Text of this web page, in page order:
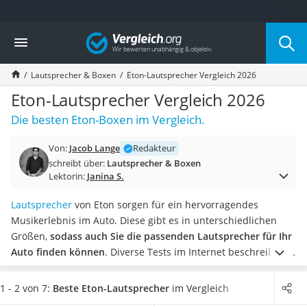
Die beliebtesten Vergleiche nach Kategorie
Elektronik
Powerstation
Monitor 32 Zoll 4K
Fernseher
Drucker
Desktop-PC
Diascanner
Laser-Multifunktionsdrucker
Powerstation mit Solarpanel
Gaming-PC
Soundbar
17-Zoll-Laptop
Satellitenschüssel
Gaming-Headset
Vergleich
Lautsprecher & Boxen Eton-Lautsprecher Vergleich 2026
Eton-Lautsprecher Vergleich 2026
Die besten Eton-Boxen im Vergleich.
Von: Jacob Lange
Redakteur
schreibt über: Lautsprecher & Boxen
Lektorin: Janina S.
Lautsprecher von Eton sorgen für ein hervorragendes
Musikerlebnis im Auto. Diese gibt es in unterschiedlichen
Größen, sodass auch Sie die passenden Lautsprecher für Ihr
Auto finden können. Diverse Tests im Internet beschreiben,
dass die Belastbarkeit zwischen verschiedenen Modellen
variieren kann. Eton-Lautsprecher mit einer hohen
1 - 2 von 7: Beste Eton-Lautsprecher im Vergleich